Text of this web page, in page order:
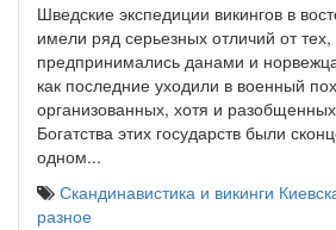
Шведские экспедиции викингов в
имели ряд серьезных отличий от тех,
предпринимались данами и
как последние уходили в военный
организованных, хотя и
Богатства этих государств были
одном...
Скандинавистика и викинги
разное